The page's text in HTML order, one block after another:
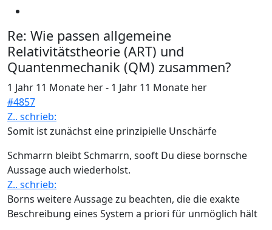
Re: Wie passen allgemeine
Relativitätstheorie (ART) und
Quantenmechanik (QM) zusammen?
1 Jahr 11 Monate her- 1 Jahr 11 Monate her
#4857
Z.. schrieb:
Somit ist zunächst eine prinzipielle Unschärfe
Schmarrn bleibt Schmarrn, sooft Du diese bornsche
Aussage auch wiederholst.
Z.. schrieb:
Borns weitere Aussage zu beachten, die die exakte
Beschreibung eines System a priori für unmöglich hält